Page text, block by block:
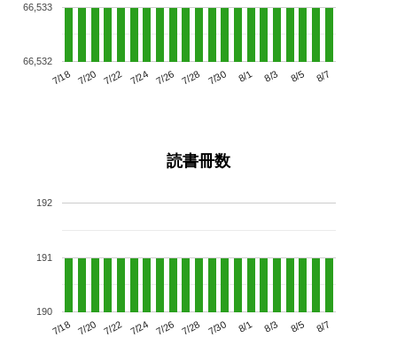
7/18 7/20 7/22 7/24 7/26 7/28 7/30 8/1 8/3 8/5 8/7
66,532
66,533
読書冊数
7/18 7/20 7/22 7/24 7/26 7/28 7/30 8/1 8/3 8/5 8/7
190
191
192